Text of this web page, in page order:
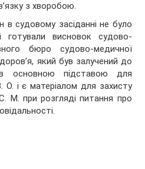
з хворобою.
в судовому засіданні не було
готували висновок судово-
бюро судово-медичної
який був залучений до
основною підставою для
О. і є матеріалом для захисту
М. при розгляді питання про